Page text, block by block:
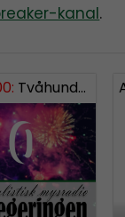
kanal.
Tvåhundra!